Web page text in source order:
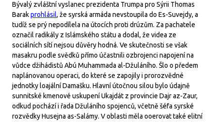
Bývalý zvláštní vyslanec prezidenta Trumpa pro Sýrii Thomas
Barakprohlásil, že syrská armáda nevstoupila do Es-Suvejdy, a
tudíž se prý nepodílela na útocích proti drúzům. Za pachatele
označil radikály z Islámského státu a dodal, že videa ze
sociálních sítí nejsou důvěry hodná. Ve skutečnosti se však
masakru podle svědků přímo účastnili ozbrojenci napojení na
vůdce džihádistů Abú Muhammada al-Džuláního. Šlo o předem
naplánovanou operaci, do které se zapojily i prorozvědné
jednotky loajální Damašku. Hlavní útočnou silou bylo údajně
sunnitské kmenové uskupení Ukajdát z provincie Dajr az-Zaur,
odkud pochází i řada Džuláního spojenců, včetně šéfa syrské
rozvědky Husejna as-Salámy. V oblasti měla ooerovat také elitní